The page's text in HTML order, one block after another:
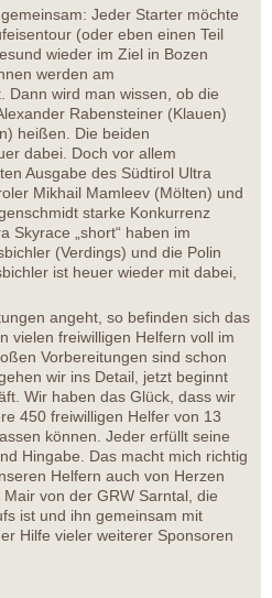
Jeder Starter möchte
(oder eben einen Teil
wieder im Ziel in Bozen
werden am
Dann wird man wissen, ob die
Rabensteiner (Klauen)
heißen. Die beiden
dabei. Doch vor allem
Ausgabe des Südtirol Ultra
Mikhail Mamleev (Mölten) und
starke Konkurrenz
Skyrace „short“ haben im
(Verdings) und die Polin
ist heuer wieder mit dabei,
angeht, so befinden sich das
vielen freiwilligen Helfern voll im
Vorbereitungen sind schon
wir ins Detail, jetzt beginnt
Wir haben das Glück, dass wir
450 freiwilligen Helfer von 13
können. Jeder erfüllt seine
Hingabe. Das macht mich richtig
Helfern auch von Herzen
von der GRW Sarntal, die
ist und ihn gemeinsam mit
Hilfe vieler weiterer Sponsoren